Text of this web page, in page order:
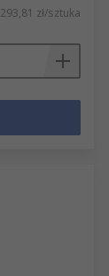
293,81 zł/sztuka